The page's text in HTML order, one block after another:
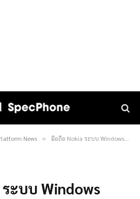
News » มือถือ Nokia ระบบ Windows Phone 7!
ะบบ Windows